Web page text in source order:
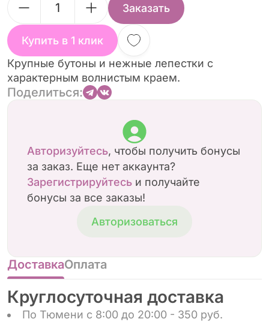
Заказать
Купить в 1 клик
Крупные бутоны и нежные лепестки с
характерным волнистым краем.
Поделиться:
Авторизуйтесь, чтобы получить бонусы
за заказ. Еще нет аккаунта?
Зарегистрируйтесь и получайте
бонусы за все заказы!
Авторизоваться
ДоставкаОплата
Круглосуточная доставка
По Тюмени с 8:00 до 20:00 - 350 руб.